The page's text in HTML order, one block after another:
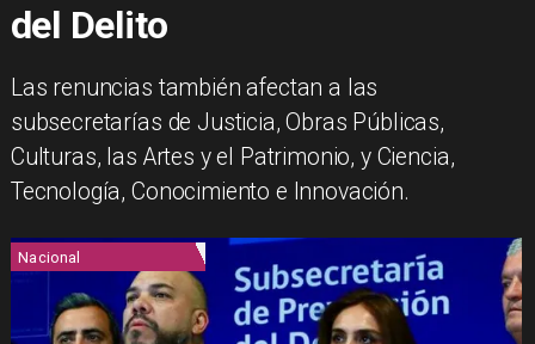
del Delito
​Las renuncias también afectan a las
subsecretarías de Justicia, Obras Públicas,
Culturas, las Artes y el Patrimonio, y Ciencia,
Tecnología, Conocimiento e Innovación.
Nacional